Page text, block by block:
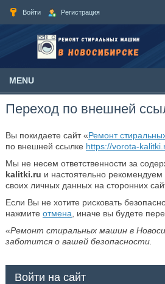
Войти Регистрация
MENU
Переход по внешней
Вы покидаете сайт «Ремонт
по внешней ссылке https://vorota-
Мы не несем ответственности за
kalitki.ru и настоятельно рекомендуем
своих личных данных на сторонних
Если Вы не хотите рисковать
нажмите отмена , иначе вы будете
«Ремонт стиральных машин в
заботится о вашей безопасности.
Войти на сайт